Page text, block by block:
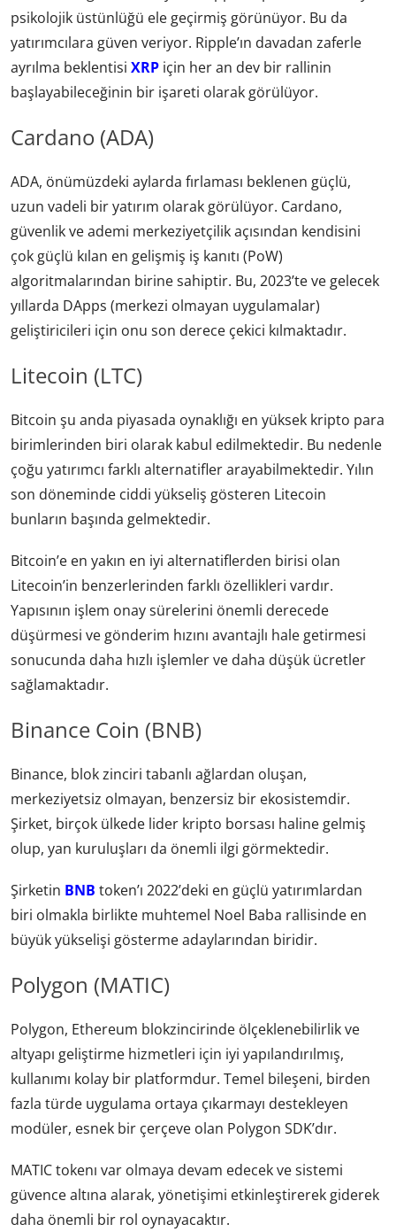
psikolojik üstünlüğü ele geçirmiş görünüyor. Bu da
yatırımcılara güven veriyor. Ripple’ın davadan zaferle
ayrılma beklentisi XRP için her an dev bir rallinin
başlayabileceğinin bir işareti olarak görülüyor.
Cardano (ADA)
ADA, önümüzdeki aylarda fırlaması beklenen güçlü,
uzun vadeli bir yatırım olarak görülüyor. Cardano,
güvenlik ve ademi merkeziyetçilik açısından kendisini
çok güçlü kılan en gelişmiş iş kanıtı (PoW)
algoritmalarından birine sahiptir. Bu, 2023’te ve gelecek
yıllarda DApps (merkezi olmayan uygulamalar)
geliştiricileri için onu son derece çekici kılmaktadır.
Litecoin (LTC)
Bitcoin şu anda piyasada oynaklığı en yüksek kripto para
birimlerinden biri olarak kabul edilmektedir. Bu nedenle
çoğu yatırımcı farklı alternatifler arayabilmektedir. Yılın
son döneminde ciddi yükseliş gösteren Litecoin
bunların başında gelmektedir.
Bitcoin’e en yakın en iyi alternatiflerden birisi olan
Litecoin’in benzerlerinden farklı özellikleri vardır.
Yapısının işlem onay sürelerini önemli derecede
düşürmesi ve gönderim hızını avantajlı hale getirmesi
sonucunda daha hızlı işlemler ve daha düşük ücretler
sağlamaktadır.
Binance Coin (BNB)
Binance, blok zinciri tabanlı ağlardan oluşan,
merkeziyetsiz olmayan, benzersiz bir ekosistemdir.
Şirket, birçok ülkede lider kripto borsası haline gelmiş
olup, yan kuruluşları da önemli ilgi görmektedir.
Şirketin BNB token’ı 2022’deki en güçlü yatırımlardan
biri olmakla birlikte muhtemel Noel Baba rallisinde en
büyük yükselişi gösterme adaylarından biridir.
Polygon (MATIC)
Polygon, Ethereum blokzincirinde ölçeklenebilirlik ve
altyapı geliştirme hizmetleri için iyi yapılandırılmış,
kullanımı kolay bir platformdur. Temel bileşeni, birden
fazla türde uygulama ortaya çıkarmayı destekleyen
modüler, esnek bir çerçeve olan Polygon SDK’dır.
MATIC tokenı var olmaya devam edecek ve sistemi
güvence altına alarak, yönetişimi etkinleştirerek giderek
daha önemli bir rol oynayacaktır.